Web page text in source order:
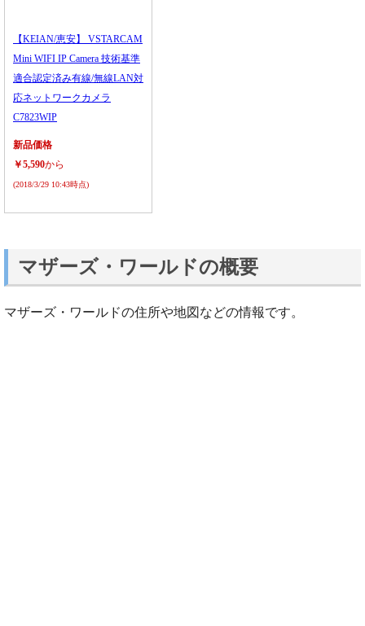
【KEIAN/恵安】 VSTARCAM
Mini WIFI IP Camera 技術基準
適合認定済み有線/無線LAN対
応ネットワークカメラ
C7823WIP
新品価格
￥5,590から
(2018/3/29 10:43時点)
マザーズ・ワールドの概要
マザーズ・ワールドの住所や地図などの情報です。